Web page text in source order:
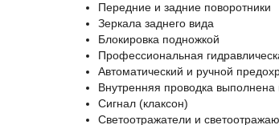
Передние и задние поворотники
Зеркала заднего вида
Блокировка подножкой
Профессиональная
Автоматический и ручной
Внутренняя проводка выполнена
Сигнал (клаксон)
Светоотражатели и